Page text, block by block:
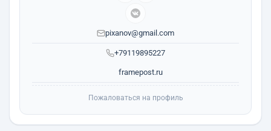
+79119895227
pixanov@gmail.com
framepost.ru
Пожаловаться на профиль